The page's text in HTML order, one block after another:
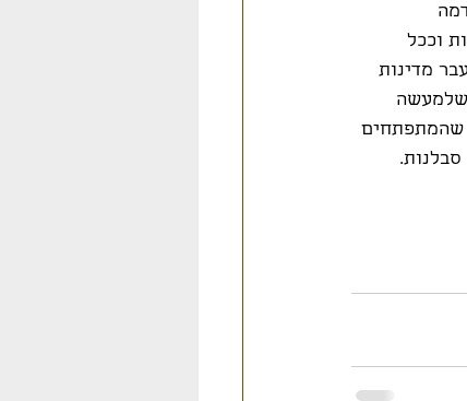
וככל
מדינות
שלמעשה
שהמתפתחים